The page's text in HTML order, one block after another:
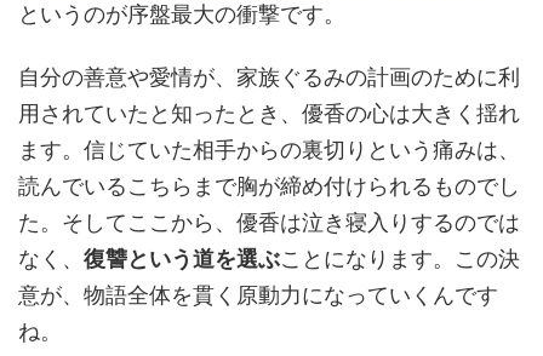
というのが序盤最大の衝撃です。
自分の善意や愛情が、家族ぐるみの計画のために利
用されていたと知ったとき、優香の心は大きく揺れ
ます。信じていた相手からの裏切りという痛みは、
読んでいるこちらまで胸が締め付けられるものでし
た。そしてここから、優香は泣き寝入りするのでは
なく、 復讐という道を選ぶことになります。この決
意が、物語全体を貫く原動力になっていくんです
ね。